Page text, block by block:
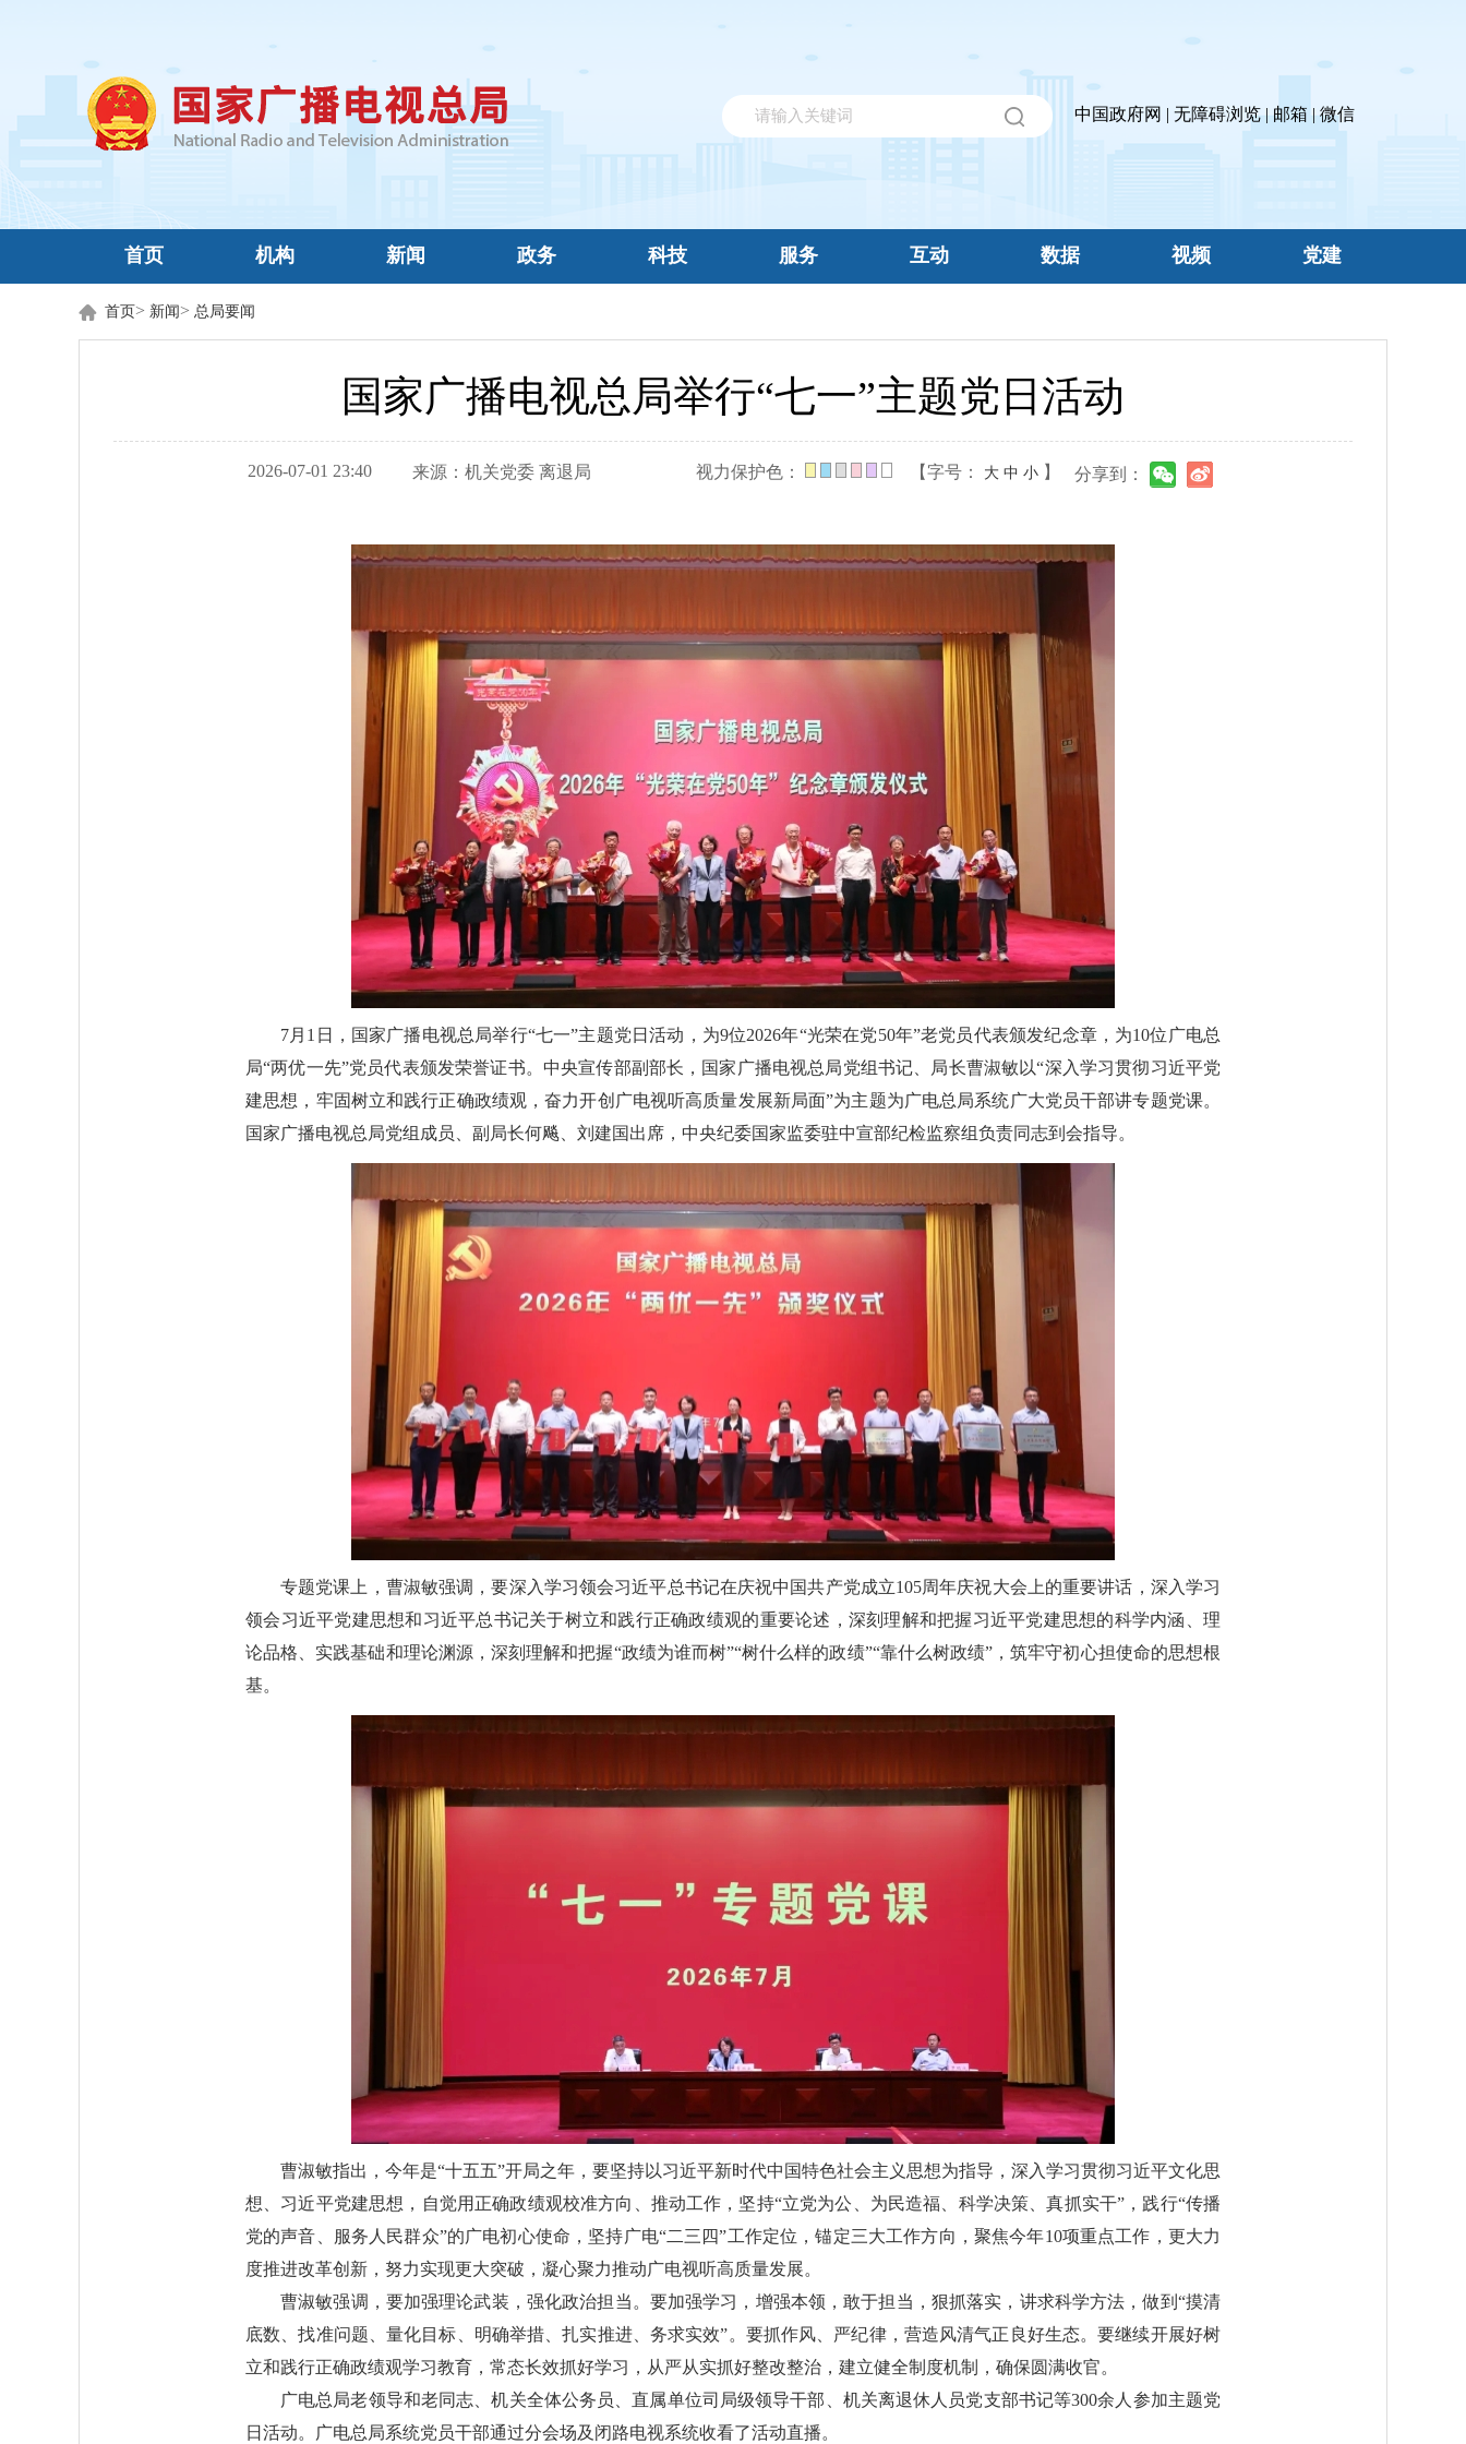
中国政府网 | 无障碍浏览|邮箱 |微信
首页 机构 新闻 政务 科技 服务 互动 数据 视频 党建
首页> 新闻 > 总局要闻
国家广播电视总局举行“七一”主题党日活动
2026-07-01 23:40 来源： 机关党委 离退局 视力保护色： 【字号： 大 中 小 】 分享到：
7月1日，国家广播电视总局举行“七一”主题党日活动，为9位2026年“光荣在党50年”老党员代表颁发纪念章，为10位广电总
局“两优一先”党员代表颁发荣誉证书。中央宣传部副部长，国家广播电视总局党组书记、局长曹淑敏以“深入学习贯彻习近平党
建思想，牢固树立和践行正确政绩观，奋力开创广电视听高质量发展新局面”为主题为广电总局系统广大党员干部讲专题党课。
国家广播电视总局党组成员、副局长何飚、刘建国出席，中央纪委国家监委驻中宣部纪检监察组负责同志到会指导。
专题党课上，曹淑敏强调，要深入学习领会习近平总书记在庆祝中国共产党成立105周年庆祝大会上的重要讲话，深入学习
领会习近平党建思想和习近平总书记关于树立和践行正确政绩观的重要论述，深刻理解和把握习近平党建思想的科学内涵、理
论品格、实践基础和理论渊源，深刻理解和把握“政绩为谁而树”“树什么样的政绩”“靠什么树政绩”，筑牢守初心担使命的思想根
基。
曹淑敏指出，今年是“十五五”开局之年，要坚持以习近平新时代中国特色社会主义思想为指导，深入学习贯彻习近平文化思
想、习近平党建思想，自觉用正确政绩观校准方向、推动工作，坚持“立党为公、为民造福、科学决策、真抓实干”，践行“传播
党的声音、服务人民群众”的广电初心使命，坚持广电“二三四”工作定位，锚定三大工作方向，聚焦今年10项重点工作，更大力
度推进改革创新，努力实现更大突破，凝心聚力推动广电视听高质量发展。
曹淑敏强调，要加强理论武装，强化政治担当。要加强学习，增强本领，敢于担当，狠抓落实，讲求科学方法，做到“摸清
底数、找准问题、量化目标、明确举措、扎实推进、务求实效”。要抓作风、严纪律，营造风清气正良好生态。要继续开展好树
立和践行正确政绩观学习教育，常态长效抓好学习，从严从实抓好整改整治，建立健全制度机制，确保圆满收官。
广电总局老领导和老同志、机关全体公务员、直属单位司局级领导干部、机关离退休人员党支部书记等300余人参加主题党
日活动。广电总局系统党员干部通过分会场及闭路电视系统收看了活动直播。